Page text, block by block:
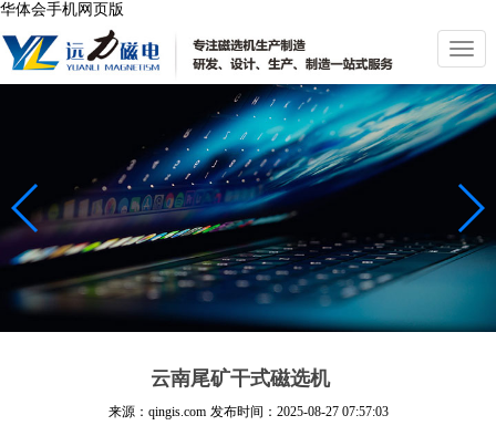
华体会手机网页版
切
换
导
航
云南尾矿干式磁选机
来源：qingis.com 发布时间： 2025-08-27 07:57:03